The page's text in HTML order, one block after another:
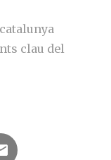
clau del